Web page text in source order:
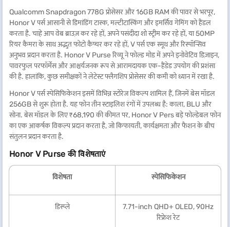
Qualcomm Snapdragon 778G प्रोसेसर और 16GB RAM की पावर से भरपूर,
Honor V पर्स आसानी से डिमांडिंग टास्क, मल्टीटास्किंग और इमर्सिव गेमिंग को हैंडल
करता है. चाहे आप वेब ब्राउज़ कर रहे हों, अपने पसंदीदा शो स्ट्रीम कर रहे हों, या 50MP
रियर कैमरा के साथ अद्भुत फोटो कैप्चर कर रहे हों, V पर्स एक स्मूथ और रिस्पॉन्सिव
अनुभव प्रदान करता है. Honor V Purse रिव्यू ने फोल्ड मोड में अपने इनोवेटिव डिज़ाइन,
पावरफुल परफॉर्मेंस और आश्चर्यजनक रूप से आरामदायक एक-हैंडेड उपयोग की प्रशंसा
की है. हालांकि, कुछ समीक्षकों ने लेटेस्ट फ्लैगशिप प्रोसेसर की कमी को ध्यान में रखा है.
Honor V पर्स स्पेसिफिकेशनइसमेंविभिन्न स्टोरेज विकल्प शामिल हैं, जिनमें बेस मॉडल
256GB से शुरू होता है. यह फोन तीन स्टाइलिश रंगों में उपलब्ध है: काला, BLU और
सोना. बेस मॉडल के लिए ₹68,190 की कीमत पर, Honor V Pers बड़े फोल्डेबल फोन
का एक आकर्षक विकल्प प्रदान करता है, जो किफायती, कार्यक्षमता और फैशन के बीच
संतुलन प्रदान करता है.
Honor V Purse की विशेषताएं
विशेषता स्पेसिफिकेशन
डिस्प्ले
7.71-inch QHD+ OLED, 90Hz
रिफ्रेश रेट